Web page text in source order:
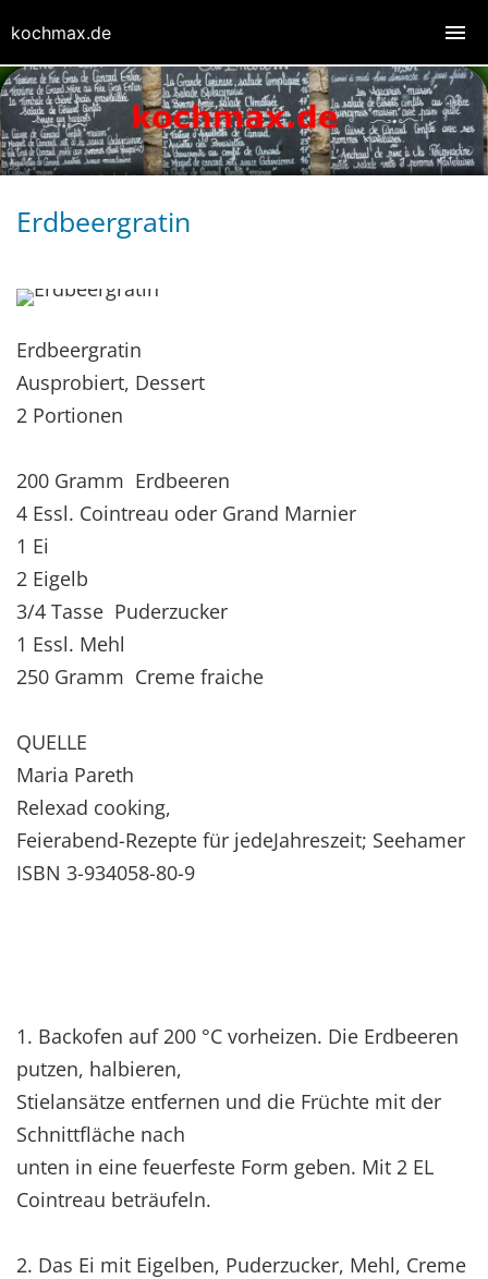
Erdbeergratin
Erdbeergratin
Ausprobiert, Dessert
2 Portionen
200 Gramm Erdbeeren
4 Essl. Cointreau oder Grand Marnier
1 Ei
2 Eigelb
3/4 Tasse Puderzucker
1 Essl. Mehl
250 Gramm Creme fraiche
QUELLE
Maria Pareth
Relexad cooking,
Feierabend-Rezepte für jedeJahreszeit; Seehamer
ISBN 3-934058-80-9
1. Backofen auf 200 °C vorheizen. Die Erdbeeren
putzen, halbieren,
Stielansätze entfernen und die Früchte mit der
Schnittfläche nach
unten in eine feuerfeste Form geben. Mit 2 EL
Cointreau beträufeln.
2. Das Ei mit Eigelben, Puderzucker, Mehl, Creme
kochmax.de